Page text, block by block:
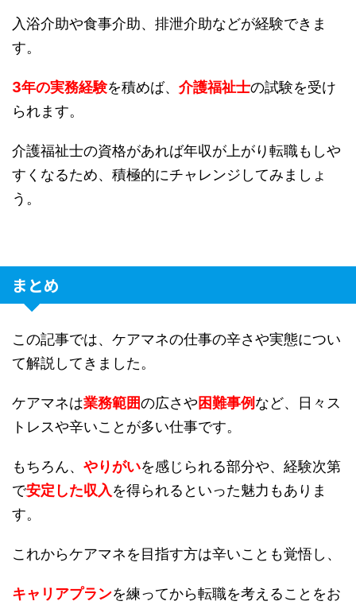
入浴介助や食事介助、排泄介助などが経験できま
す。
3年の実務経験を積めば、 介護福祉士の試験を受け
られます。
介護福祉士の資格があれば年収が上がり転職もしや
すくなるため、積極的にチャレンジしてみましょ
う。
まとめ
この記事では、ケアマネの仕事の辛さや実態につい
て解説してきました。
ケアマネは業務範囲の広さや困難事例など、日々ス
トレスや辛いことが多い仕事です。
もちろん、 やりがいを感じられる部分や、経験次第
で安定した収入を得られるといった魅力もありま
す。
これからケアマネを目指す方は辛いことも覚悟し、
キャリアプランを練ってから転職を考えることをお